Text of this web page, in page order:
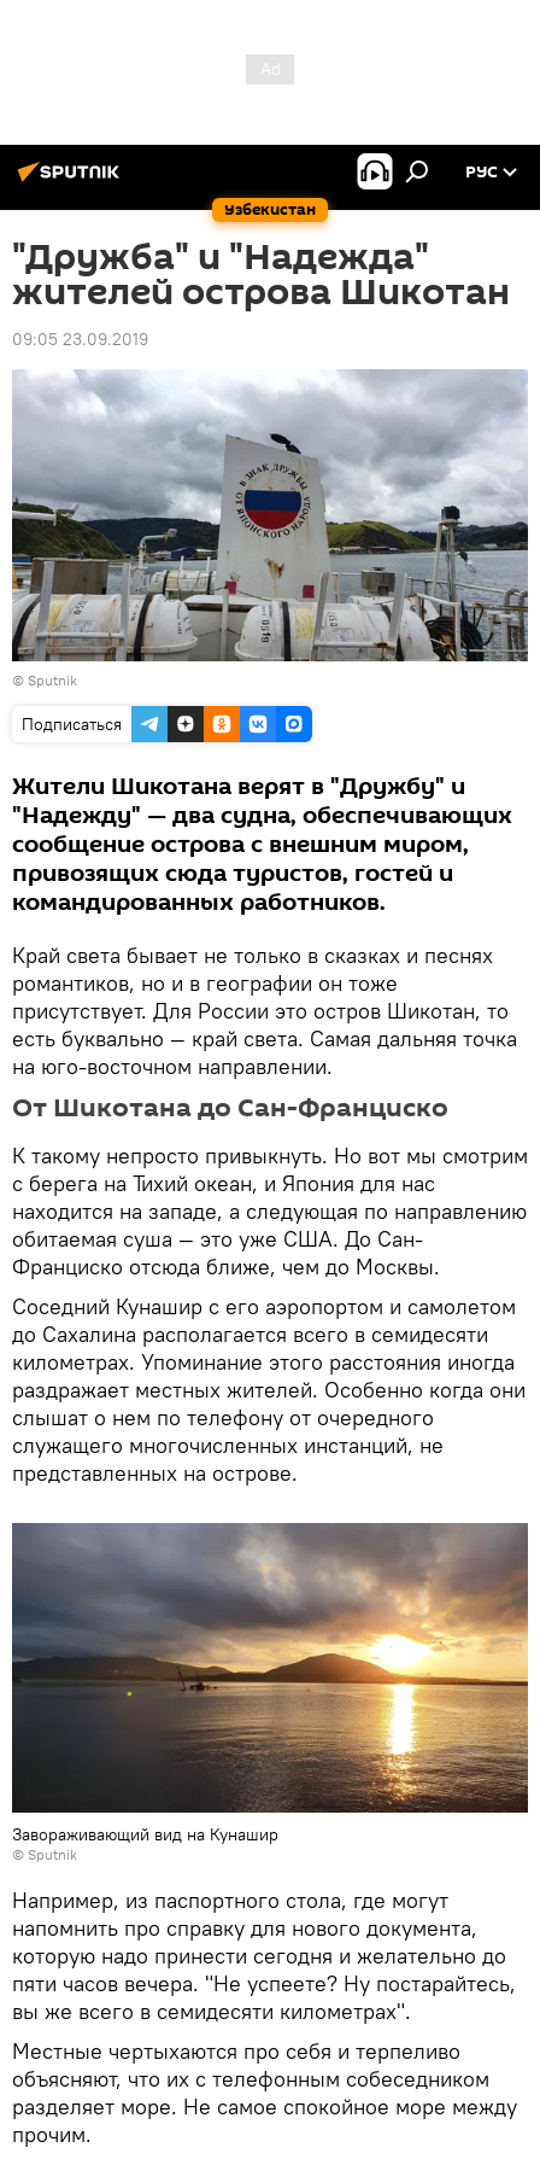
Узбекистан
РУС
"Дружба" и "Надежда"
жителей острова Шикотан
09:05 23.09.2019
© Sputnik
Подписаться
Жители Шикотана верят в "Дружбу" и
"Надежду" — два судна, обеспечивающих
сообщение острова с внешним миром,
привозящих сюда туристов, гостей и
командированных работников.
Край света бывает не только в сказках и песнях
романтиков, но и в географии он тоже
присутствует. Для России это остров Шикотан, то
есть буквально — край света. Самая дальняя точка
на юго-восточном направлении.
От Шикотана до Сан-Франциско
К такому непросто привыкнуть. Но вот мы смотрим
с берега на Тихий океан, и Япония для нас
находится на западе, а следующая по направлению
обитаемая суша — это уже США. До Сан-
Франциско отсюда ближе, чем до Москвы.
Соседний Кунашир с его аэропортом и самолетом
до Сахалина располагается всего в семидесяти
километрах. Упоминание этого расстояния иногда
раздражает местных жителей. Особенно когда они
слышат о нем по телефону от очередного
служащего многочисленных инстанций, не
представленных на острове.
Завораживающий вид на Кунашир
© Sputnik
Например, из паспортного стола, где могут
напомнить про справку для нового документа,
которую надо принести сегодня и желательно до
пяти часов вечера. "Не успеете? Ну постарайтесь,
вы же всего в семидесяти километрах".
Местные чертыхаются про себя и терпеливо
объясняют, что их с телефонным собеседником
разделяет море. Не самое спокойное море между
прочим.